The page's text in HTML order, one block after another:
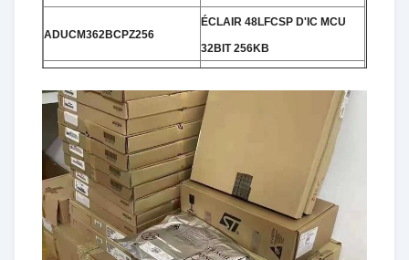
ADUCM362BCPZ256
ÉCLAIR 48LFCSP D'IC MCU
32BIT 256KB
ADUC7060BCPZ32
16/32B 32KB
ADUC847BCPZ62-3
ÉCLAIR 56LFCSP D'IC MCU
ADUC848BSZ62-3
ÉCLAIR 52MQFP D'IC MCU
8BIT 62KB
ADUC845BSZ62-3
ÉCLAIR 52MQFP D'IC MCU